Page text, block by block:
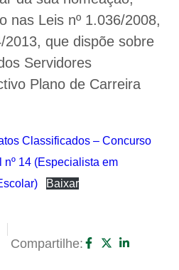
nas Leis nº 1.036/2008,
2013, que dispõe sobre
Servidores
Plano de Carreira
Classificados – Concurso
14 (Especialista em
Baixar
Compartilhe: